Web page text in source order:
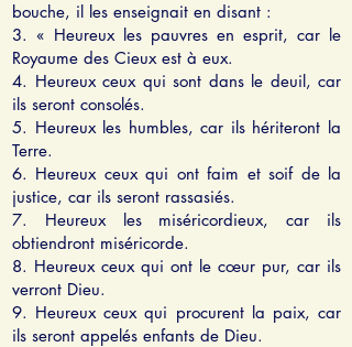
bouche, il les enseignait en disant :
3. « Heureux les pauvres en esprit, car le
Royaume des Cieux est à eux.
4. Heureux ceux qui sont dans le deuil, car
ils seront consolés.
5. Heureux les humbles, car ils hériteront la
Terre.
6. Heureux ceux qui ont faim et soif de la
justice, car ils seront rassasiés.
7. Heureux les miséricordieux, car ils
obtiendront miséricorde.
8. Heureux ceux qui ont le cœur pur, car ils
verront Dieu.
9. Heureux ceux qui procurent la paix, car
ils seront appelés enfants de Dieu.